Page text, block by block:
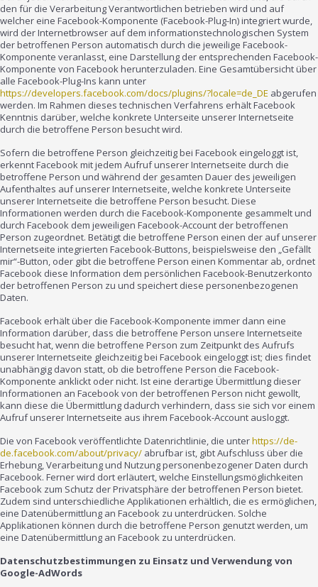
den für die Verarbeitung Verantwortlichen betrieben wird und auf
welcher eine Facebook-Komponente (Facebook-Plug-In) integriert wurde,
wird der Internetbrowser auf dem informationstechnologischen System
der betroffenen Person automatisch durch die jeweilige Facebook-
Komponente veranlasst, eine Darstellung der entsprechenden Facebook-
Komponente von Facebook herunterzuladen. Eine Gesamtübersicht über
alle Facebook-Plug-Ins kann unter
https://developers.facebook.com/docs/plugins/?locale=de_DE abgerufen
werden. Im Rahmen dieses technischen Verfahrens erhält Facebook
Kenntnis darüber, welche konkrete Unterseite unserer Internetseite
durch die betroffene Person besucht wird.
Sofern die betroffene Person gleichzeitig bei Facebook eingeloggt ist,
erkennt Facebook mit jedem Aufruf unserer Internetseite durch die
betroffene Person und während der gesamten Dauer des jeweiligen
Aufenthaltes auf unserer Internetseite, welche konkrete Unterseite
unserer Internetseite die betroffene Person besucht. Diese
Informationen werden durch die Facebook-Komponente gesammelt und
durch Facebook dem jeweiligen Facebook-Account der betroffenen
Person zugeordnet. Betätigt die betroffene Person einen der auf unserer
Internetseite integrierten Facebook-Buttons, beispielsweise den „Gefällt
mir“-Button, oder gibt die betroffene Person einen Kommentar ab, ordnet
Facebook diese Information dem persönlichen Facebook-Benutzerkonto
der betroffenen Person zu und speichert diese personenbezogenen
Daten.
Facebook erhält über die Facebook-Komponente immer dann eine
Information darüber, dass die betroffene Person unsere Internetseite
besucht hat, wenn die betroffene Person zum Zeitpunkt des Aufrufs
unserer Internetseite gleichzeitig bei Facebook eingeloggt ist; dies findet
unabhängig davon statt, ob die betroffene Person die Facebook-
Komponente anklickt oder nicht. Ist eine derartige Übermittlung dieser
Informationen an Facebook von der betroffenen Person nicht gewollt,
kann diese die Übermittlung dadurch verhindern, dass sie sich vor einem
Aufruf unserer Internetseite aus ihrem Facebook-Account ausloggt.
Die von Facebook veröffentlichte Datenrichtlinie, die unterhttps://de-
de.facebook.com/about/privacy/ abrufbar ist, gibt Aufschluss über die
Erhebung, Verarbeitung und Nutzung personenbezogener Daten durch
Facebook. Ferner wird dort erläutert, welche Einstellungsmöglichkeiten
Facebook zum Schutz der Privatsphäre der betroffenen Person bietet.
Zudem sind unterschiedliche Applikationen erhältlich, die es ermöglichen,
eine Datenübermittlung an Facebook zu unterdrücken. Solche
Applikationen können durch die betroffene Person genutzt werden, um
eine Datenübermittlung an Facebook zu unterdrücken.
Datenschutzbestimmungen zu Einsatz und Verwendung von
Google-AdWords